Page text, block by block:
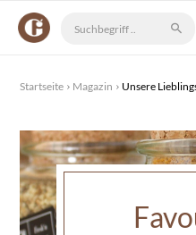
Startseite Magazin Unsere